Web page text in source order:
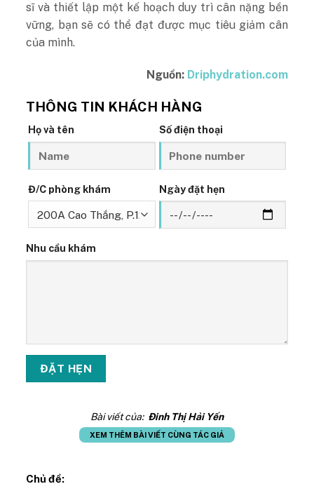
sĩ và thiết lập một kế hoạch duy trì cân nặng bền
vững, bạn sẽ có thể đạt được mục tiêu giảm cân
của mình.
Nguồn: Driphydration.com
THÔNG TIN KHÁCH HÀNG
Họ và tên Số điện thoại
Đ/C phòng khám Ngày đặt hẹn
Nhu cầu khám
Bài viết của: Đinh Thị Hải Yến
XEM THÊM BÀI VIẾT CÙNG TÁC GIẢ
Chủ đề: